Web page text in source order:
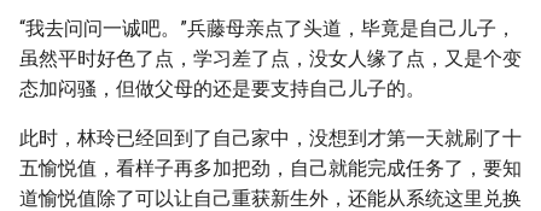
“我去问问一诚吧。”兵藤母亲点了头道，毕竟是自己儿子，
虽然平时好色了点，学习差了点，没女人缘了点，又是个变
态加闷骚，但做父母的还是要支持自己儿子的。
此时，林玲已经回到了自己家中，没想到才第一天就刷了十
五愉悦值，看样子再多加把劲，自己就能完成任务了，要知
道愉悦值除了可以让自己重获新生外，还能从系统这里兑换